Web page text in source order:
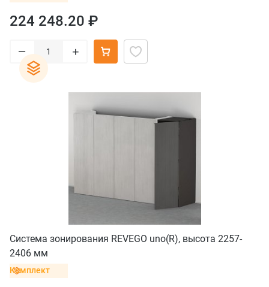
224 248.20 ₽
– +
Система зонирования REVEGO uno(R), высота 2257-
2406 мм
Комплект